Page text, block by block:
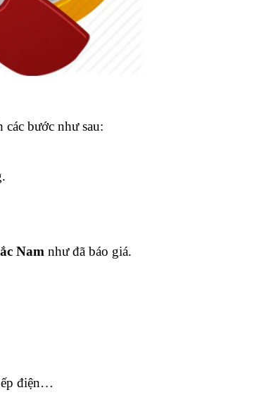
bước như sau:
Nam như đã báo giá.
điện…